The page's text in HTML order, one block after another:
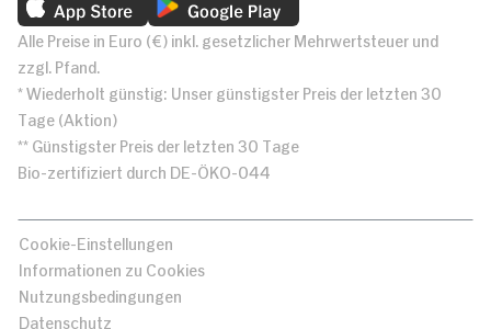
Alle Preise in Euro (€) inkl. gesetzlicher Mehrwertsteuer und
zzgl. Pfand.
* Wiederholt günstig: Unser günstigster Preis der letzten 30
Tage (Aktion)
** Günstigster Preis der letzten 30 Tage
Bio-zertifiziert durch DE-ÖKO-044
Cookie-Einstellungen
Informationen zu Cookies
Nutzungsbedingungen
Datenschutz